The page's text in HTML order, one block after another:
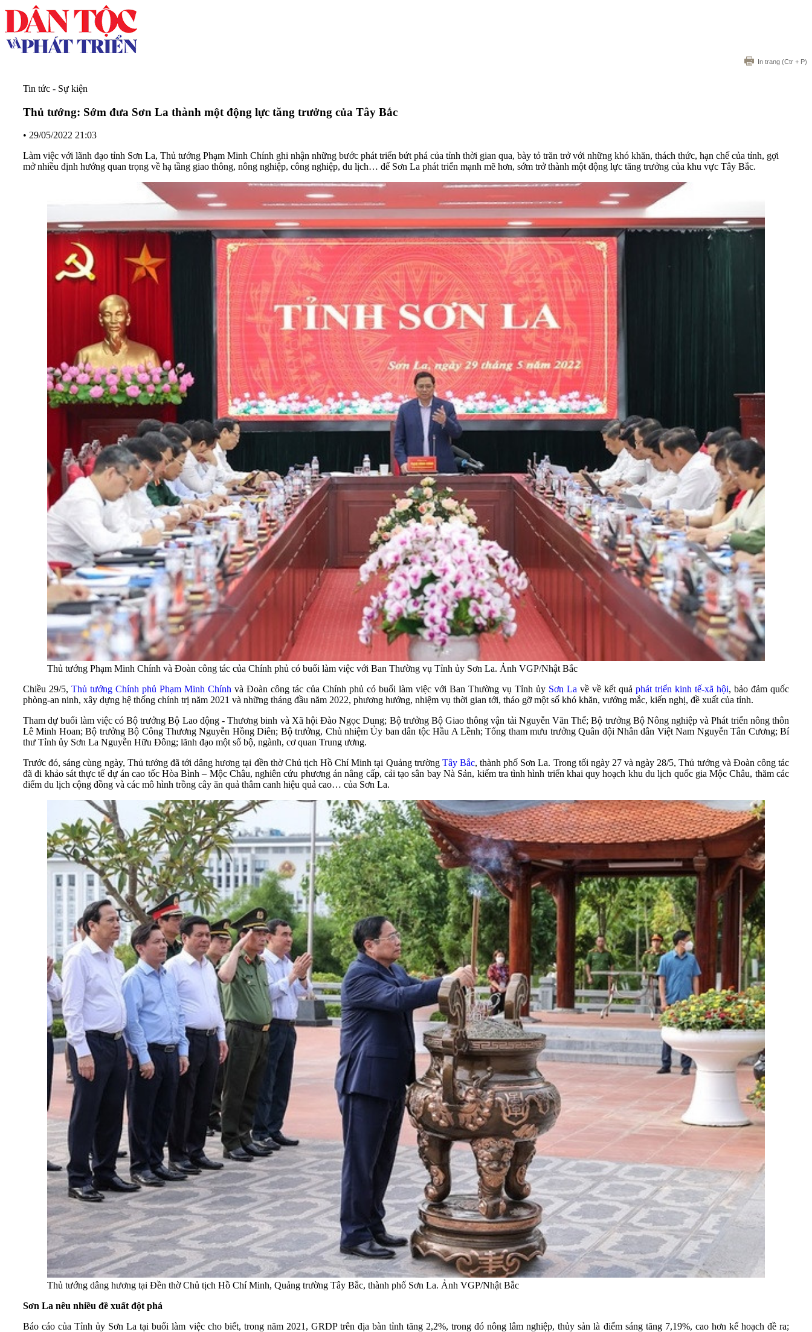
In trang (Ctr + P)
Tin tức - Sự kiện
Thủ tướng: Sớm đưa Sơn La thành một động lực tăng trưởng của Tây Bắc
• 29/05/2022 21:03
Làm việc với lãnh đạo tỉnh Sơn La, Thủ tướng Phạm Minh Chính ghi nhận những bước phát triển bứt phá của tỉnh thời gian qua, bày tỏ trăn trở với những khó khăn, thách thức, hạn chế của tỉnh, gợi
mở nhiều định hướng quan trọng về hạ tầng giao thông, nông nghiệp, công nghiệp, du lịch… để Sơn La phát triển mạnh mẽ hơn, sớm trở thành một động lực tăng trưởng của khu vực Tây Bắc.
Thủ tướng Phạm Minh Chính và Đoàn công tác của Chính phủ có buổi làm việc với Ban Thường vụ Tỉnh ủy Sơn La. Ảnh VGP/Nhật Bắc
Chiều 29/5, Thủ tướng Chính phủ Phạm Minh Chính và Đoàn công tác của Chính phủ có buổi làm việc với Ban Thường vụ Tỉnh ủy Sơn La về về kết quả phát triển kinh tế-xã hội, bảo đảm quốc
phòng-an ninh, xây dựng hệ thống chính trị năm 2021 và những tháng đầu năm 2022, phương hướng, nhiệm vụ thời gian tới, tháo gỡ một số khó khăn, vướng mắc, kiến nghị, đề xuất của tỉnh.
Tham dự buổi làm việc có Bộ trưởng Bộ Lao động - Thương binh và Xã hội Đào Ngọc Dung; Bộ trưởng Bộ Giao thông vận tải Nguyễn Văn Thể; Bộ trưởng Bộ Nông nghiệp và Phát triển nông thôn
Lê Minh Hoan; Bộ trưởng Bộ Công Thương Nguyễn Hồng Diên; Bộ trưởng, Chủ nhiệm Ủy ban dân tộc Hầu A Lềnh; Tổng tham mưu trưởng Quân đội Nhân dân Việt Nam Nguyễn Tân Cương; Bí
thư Tỉnh ủy Sơn La Nguyễn Hữu Đông; lãnh đạo một số bộ, ngành, cơ quan Trung ương.
Trước đó, sáng cùng ngày, Thủ tướng đã tới dâng hương tại đền thờ Chủ tịch Hồ Chí Minh tại Quảng trường Tây Bắc, thành phố Sơn La. Trong tối ngày 27 và ngày 28/5, Thủ tướng và Đoàn công tác
đã đi khảo sát thực tế dự án cao tốc Hòa Bình – Mộc Châu, nghiên cứu phương án nâng cấp, cải tạo sân bay Nà Sản, kiểm tra tình hình triển khai quy hoạch khu du lịch quốc gia Mộc Châu, thăm các
điểm du lịch cộng đồng và các mô hình trồng cây ăn quả thâm canh hiệu quả cao… của Sơn La.
Thủ tướng dâng hương tại Đền thờ Chủ tịch Hồ Chí Minh, Quảng trường Tây Bắc, thành phố Sơn La. Ảnh VGP/Nhật Bắc
Sơn La nêu nhiều đề xuất đột phá
Báo cáo của Tỉnh ủy Sơn La tại buổi làm việc cho biết, trong năm 2021, GRDP trên địa bàn tỉnh tăng 2,2%, trong đó nông lâm nghiệp, thủy sản là điểm sáng tăng 7,19%, cao hơn kế hoạch đề ra;